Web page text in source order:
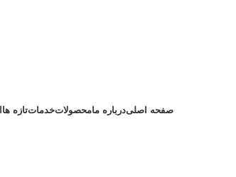
صفحه اصلیدرباره مامحصولاتخدماتتازه ها